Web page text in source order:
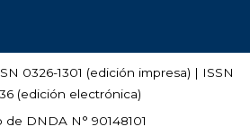
0326-1301 (edición impresa) | ISSN
(edición electrónica)
de DNDA N° 90148101